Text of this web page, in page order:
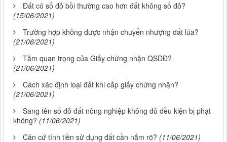
Đất có sổ đỏ bồi thường cao hơn đất không sổ đỏ?
(15/06/2021)
Trường hợp không được nhận chuyển nhượng đất lúa?
(21/06/2021)
Tầm quan trọng của Giấy chứng nhận QSDĐ?
(21/06/2021)
Cách xác định loại đất khi cấp giấy chứng nhận?
(21/06/2021)
Sang tên sổ đỏ đất nông nghiệp không đủ đều kiện bị phạt
không? (11/06/2021)
Căn cứ tính tiền sử dụng đất cần nắm rõ? (11/06/2021)